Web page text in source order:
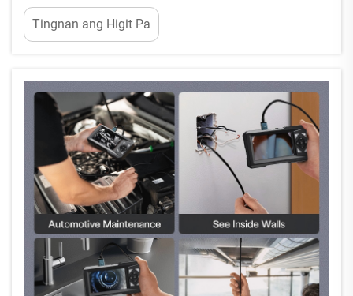
mga propesyonal na umaasa sa visual na pagsusuri
sa mga makitid na espasyo, nakakulong na lugar, o
mga mahirap abutin na lokasyon. Kung mananahi
ng HVAC, pl...
Tingnan ang Higit Pa